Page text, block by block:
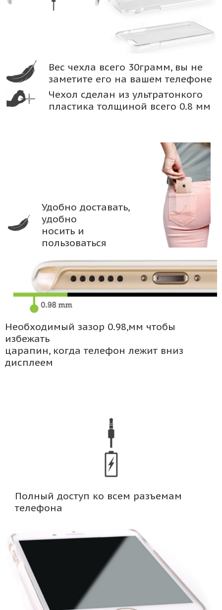
Вес чехла всего 30грамм, вы не
заметите его на вашем телефоне
Чехол сделан из ультратонкого
пластика толщиной всего 0.8 мм
Удобно доставать,
удобно
носить и
пользоваться
Необходимый зазор 0.98,мм чтобы
избежать
царапин, когда телефон лежит вниз
дисплеем
Полный доступ ко всем разъемам
телефона